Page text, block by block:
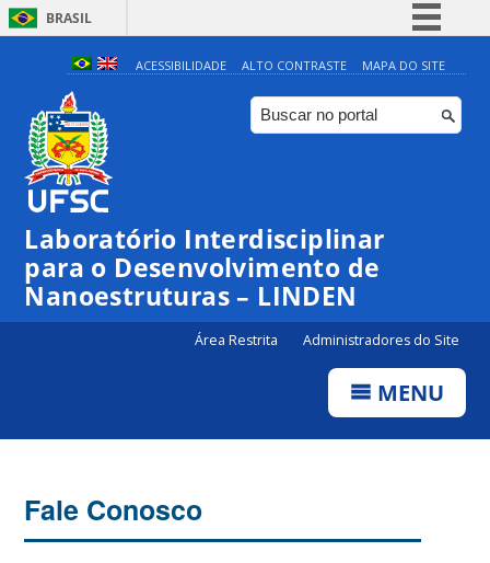
BRASIL
Simplifique!
Comunica BR
Participe
Canais
ACESSIBILIDADE ALTO CONTRASTE MAPA DO SITE
Laboratório Interdisciplinar
para o Desenvolvimento de
Nanoestruturas – LINDEN
Área Restrita Administradores do Site
MENU
Fale Conosco